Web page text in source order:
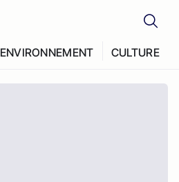
ENVIRONNEMENT CULTURE